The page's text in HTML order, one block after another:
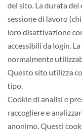
del sito. La durata
sessione di lavoro
loro disattivazione
accessibili da login.
normalmente
Questo sito utilizza
tipo.
Cookie di analisi e
raccogliere e
anonimo. Questi